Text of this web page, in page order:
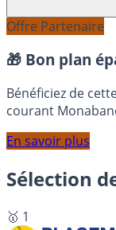
Offre Partenaire
🎁 Bon plan
Bénéficiez de
courant
En savoir plus
Sélection
🥇 1